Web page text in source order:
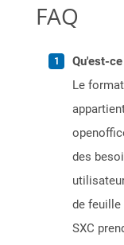
FAQ
Qu'est-
Le
des
de feuille
SXC